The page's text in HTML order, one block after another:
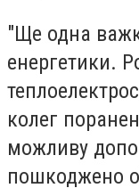
"Ще одна
енергетики.
колег
можливу
пошкоджено